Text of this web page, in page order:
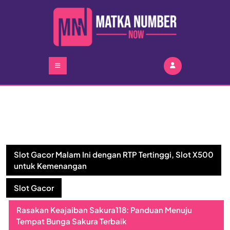
Button
Slot Gacor Malam Ini dengan RTP Tertinggi, Slot X500
untuk Kemenangan
Slot Gacor
Rasakan Keajaiban Sakura118: Panduan Menuju
Tempat Bunga Sakura Terbaik